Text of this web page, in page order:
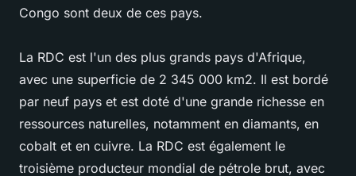
Congo sont deux de ces pays.
La RDC est l'un des plus grands pays d'Afrique,
avec une superficie de 2 345 000 km2. Il est bordé
par neuf pays et est doté d'une grande richesse en
ressources naturelles, notamment en diamants, en
cobalt et en cuivre. La RDC est également le
troisième producteur mondial de pétrole brut, avec